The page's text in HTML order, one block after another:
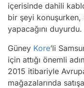
içerisinde dahili
bir şeyi konuşurken,
yapacağını duyurdu.
Güney Kore’li
için attığı önemli
2015 itibariyle
mağazalarında